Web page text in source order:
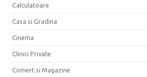
Calculatoare
Casa si Gradina
Cinema
Clinici Private
Comert si Magazine